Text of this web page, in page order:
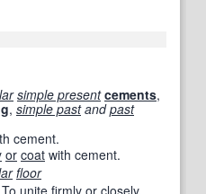
simple present cements,
, simple pastandpast
cement.
or coat with cement.
floor